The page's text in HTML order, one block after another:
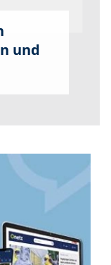
und